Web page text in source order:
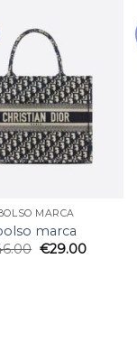
MARCA
marca
€29.00